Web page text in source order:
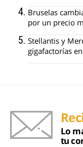
Bruselas
por un precio
Stellantis y
gigafactorías
Lo
tu